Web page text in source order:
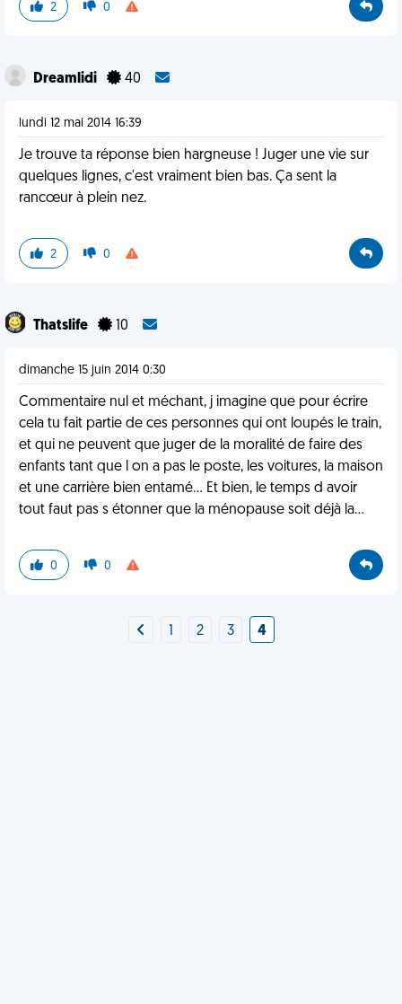
2 0
Dreamlidi 40
lundi 12 mai 2014 16:39
Je trouve ta réponse bien hargneuse ! Juger une vie sur
quelques lignes, c'est vraiment bien bas. Ça sent la
rancœur à plein nez.
2 0
Thatslife 10
dimanche 15 juin 2014 0:30
Commentaire nul et méchant, j imagine que pour écrire
cela tu fait partie de ces personnes qui ont loupés le train,
et qui ne peuvent que juger de la moralité de faire des
enfants tant que l on a pas le poste, les voitures, la maison
et une carrière bien entamé... Et bien, le temps d avoir
tout faut pas s étonner que la ménopause soit déjà la...
0 0
2 3 4